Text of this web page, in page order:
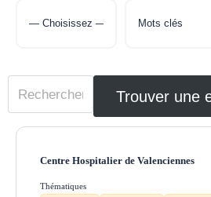
Centre Hospitalier de Valenciennes
Thématiques